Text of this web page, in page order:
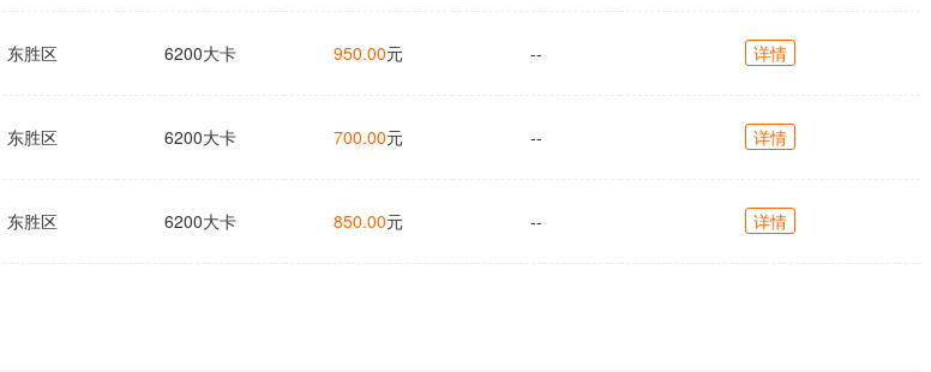
东胜区 6200大卡 950.00元 -- 详情
东胜区 6200大卡 700.00元 -- 详情
东胜区 6200大卡 850.00元 -- 详情